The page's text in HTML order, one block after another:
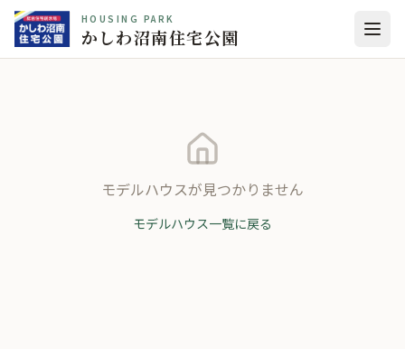
HOUSING PARK
かしわ沼南住宅公園
モデルハウスが見つかりません
モデルハウス一覧に戻る